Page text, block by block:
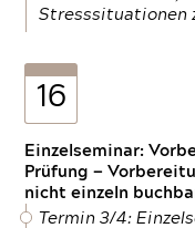
Stresssituationen
16
Einzelseminar:
Prüfung —
nicht einzeln
Termin 3/4: